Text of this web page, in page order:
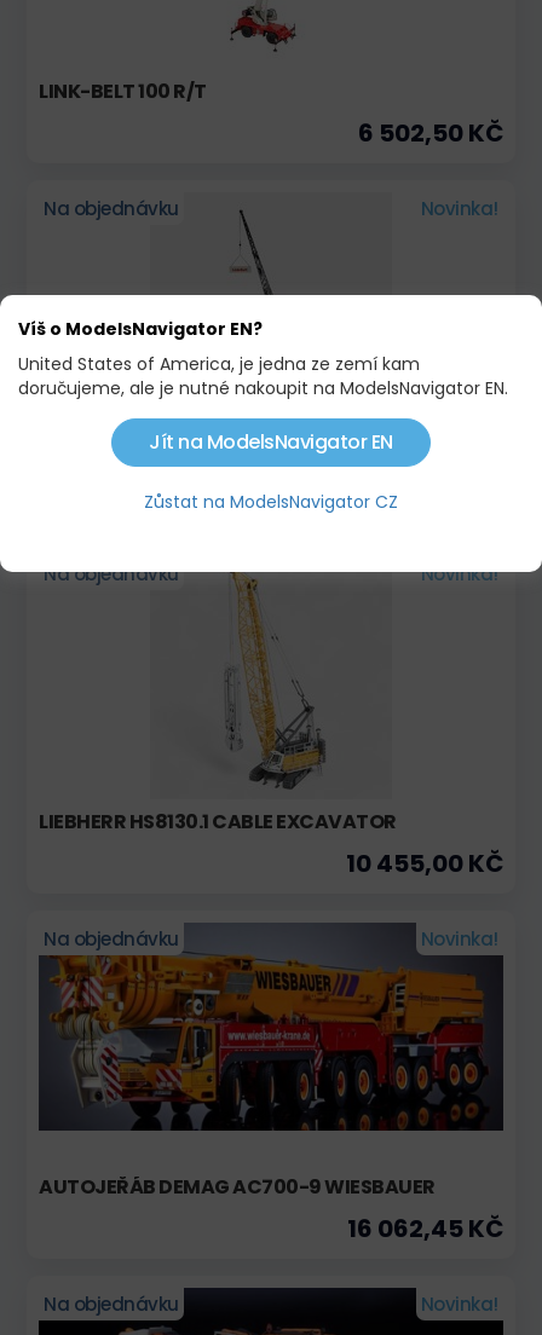
LINK-BELT 100 R/T
6 502,50 KČ
Na objednávku Novinka!
LINK-BELT 175 A/T
8 415,00 KČ
Na objednávku Novinka!
LIEBHERR HS8130.1 CABLE EXCAVATOR
10 455,00 KČ
Na objednávku Novinka!
AUTOJEŘÁB DEMAG AC700-9 WIESBAUER
16 062,45 KČ
Na objednávku Novinka!
Víš o ModelsNavigator EN?
United States of America, je jedna ze zemí kam
doručujeme, ale je nutné nakoupit na ModelsNavigator EN.
Jít na ModelsNavigator EN
Zůstat na ModelsNavigator CZ